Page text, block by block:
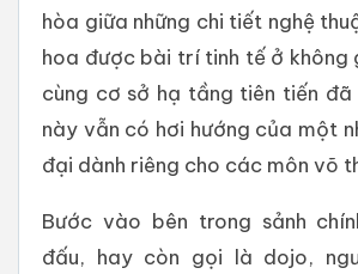
hòa giữa những chi tiết nghệ
hoa được bài trí tinh tế ở không
cùng cơ sở hạ tầng tiên tiến
này vẫn có hơi hướng của một
đại dành riêng cho các môn võ
Bước vào bên trong sảnh
đấu, hay còn gọi là dojo,